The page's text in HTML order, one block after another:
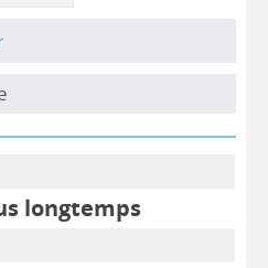
longtemps